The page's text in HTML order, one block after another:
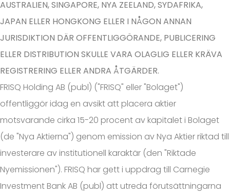
AUSTRALIEN, SINGAPORE, NYA ZEELAND, SYDAFRIKA,
JAPAN ELLER HONGKONG ELLER I NÅGON ANNAN
JURISDIKTION DÄR OFFENTLIGGÖRANDE, PUBLICERING
ELLER DISTRIBUTION SKULLE VARA OLAGLIG ELLER KRÄVA
REGISTRERING ELLER ANDRA ÅTGÄRDER.
FRISQ Holding AB (publ) ("FRISQ" eller "Bolaget")
offentliggör idag en avsikt att placera aktier
motsvarande cirka 15-20 procent av kapitalet i Bolaget
(de "Nya Aktierna") genom emission av Nya Aktier riktad till
investerare av institutionell karaktär (den "Riktade
Nyemissionen"). FRISQ har gett i uppdrag till Carnegie
Investment Bank AB (publ) att utreda förutsättningarna